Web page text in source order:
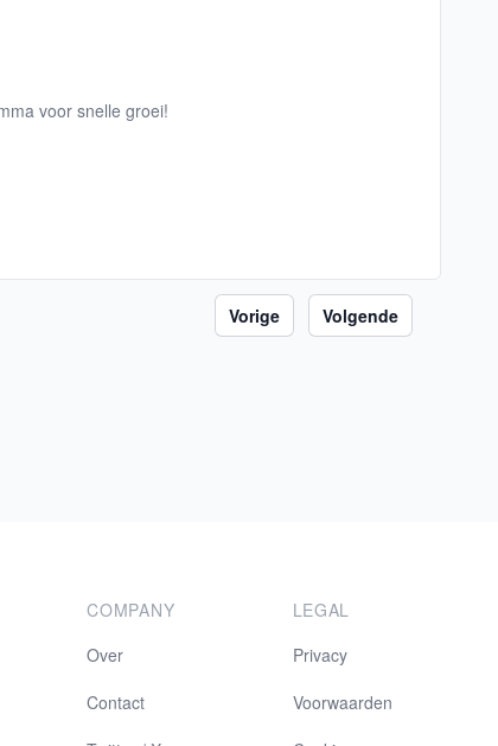
voor snelle groei!
Vorige Volgende
COMPANY
Over
Contact
LEGAL
Privacy
Voorwaarden